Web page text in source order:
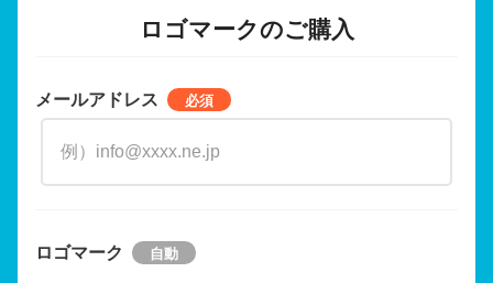
ロゴマークのご購入
メールアドレス
ロゴマーク